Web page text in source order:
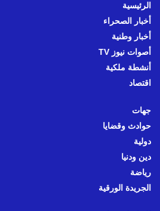
الرئيسية
أخبار الصحراء
أخبار وطنية
أصوات نيوز TV
أنشطة ملكية
اقتصاد
جهات
حوادث وقضايا
دولية
دين ودنيا
رياضة
الجريدة الورقية